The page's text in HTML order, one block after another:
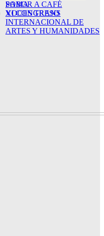
SABOR A CAFÉ
XI CONGRESO
INTERNACIONAL DE
ARTES Y HUMANIDADES
POMA
VOCES TRANS